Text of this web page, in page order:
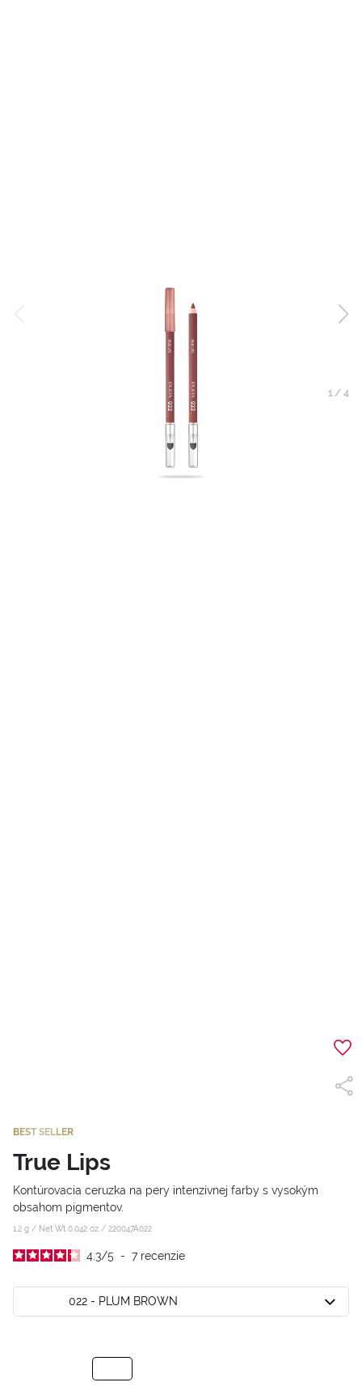
1/ 4
BEST SELLER
True Lips
Kontúrovacia ceruzka na pery intenzívnej farby s vysokým
obsahom pigmentov.
1.2 g / Net Wt 0.042 oz / 220047A022
4.3/5 - 7 recenzie
022 - PLUM BROWN